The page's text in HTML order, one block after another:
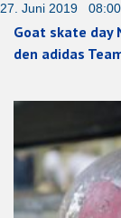
27. Juni 2019 08:00
Goat skate day
den adidas